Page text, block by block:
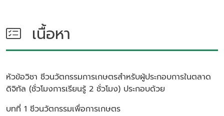
เนื้อหา
หัวข้อวิชา ชีวนวัตกรรมการเกษตรสําหรับผู้ประกอบการในตลาด
ดิจิทัล (ชั่วโมงการเรียนรู้ 2 ชั่วโมง) ประกอบด้วย
บทที่ 1 ชีวนวัตกรรมเพื่อการเกษตร